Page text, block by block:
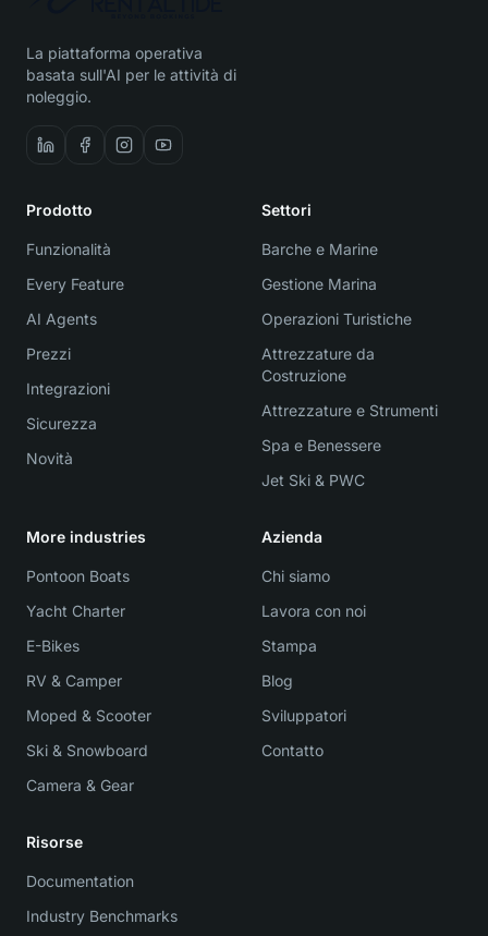
La piattaforma operativa
basata sull'AI per le attività di
noleggio.
Prodotto
Funzionalità
Every Feature
AI Agents
Prezzi
Integrazioni
Sicurezza
Novità
Settori
Barche e Marine
Gestione Marina
Operazioni Turistiche
Attrezzature da
Costruzione
Attrezzature e Strumenti
Spa e Benessere
Jet Ski & PWC
More industries
Pontoon Boats
Yacht Charter
E-Bikes
RV & Camper
Moped & Scooter
Ski & Snowboard
Camera & Gear
Azienda
Chi siamo
Lavora con noi
Stampa
Blog
Sviluppatori
Contatto
Risorse
Documentation
Industry Benchmarks